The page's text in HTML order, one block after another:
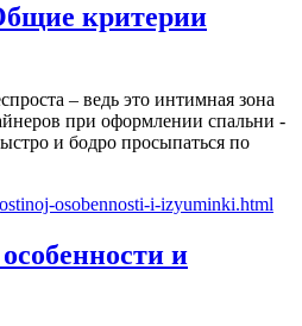
критерии
– ведь это интимная зона
при оформлении спальни -
и бодро просыпаться по
и